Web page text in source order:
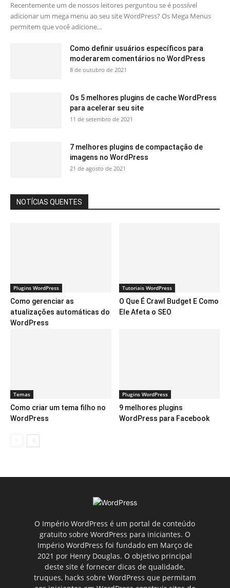
Recentemente um de nossos leitores perguntou se é possível
adicionar um mega menu ao seu site WordPress? Os Mega Menus
permitem que você adicione...
Como definir usuários específicos para
moderarem comentários no WordPress
8 de outubro de 2021
Os 5 melhores plugins de cache WordPress
para acelerar seu site
11 de setembro de 2021
7 melhores plugins de compactação de
imagens no WordPress
21 de agosto de 2021
NOTÍCIAS QUENTES
Plugins WordPress
Como gerenciar as
atualizações automáticas do
WordPress
Tutoriais WordPress
O Que É Crawl Budget E Como
Ele Afeta o SEO
Temas
Como criar um tema filho no
WordPress
Plugins WordPress
9 melhores plugins
WordPress para Facebook
O Império WordPress é um portal de conteúdo
gratuito sobre WordPress para iniciantes. O
Império WordPress foi fundado em Março de
2021 por Henry Douglas. O objetivo principal
deste site é fornecer dicas de qualidade,
truques, hacks sobre WordPress que permitam